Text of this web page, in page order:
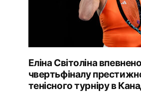
Еліна Світоліна
чвертьфіналу
тенісного турніру в